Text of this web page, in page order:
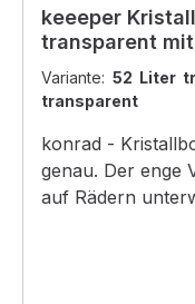
keeeper
transparent
Variante: 52 Liter
transparent
konrad -
genau. Der enge
auf Rädern